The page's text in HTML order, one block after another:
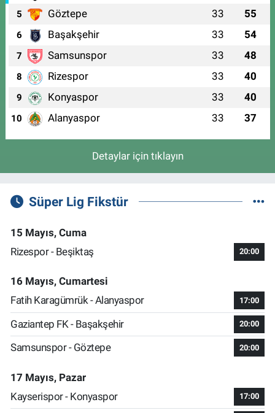
5 Göztepe 33 55
6 Başakşehir 33 54
7 Samsunspor 33 48
8 Rizespor 33 40
9 Konyaspor 33 40
10 Alanyaspor 33 37
Detaylar için tıklayın
Süper Lig Fikstür
15 Mayıs, Cuma
Rizespor - Beşiktaş
20:00
16 Mayıs, Cumartesi
Fatih Karagümrük - Alanyaspor
17:00
Gaziantep FK - Başakşehir 20:00
Samsunspor - Göztepe 20:00
17 Mayıs, Pazar
Kayserispor - Konyaspor
17:00